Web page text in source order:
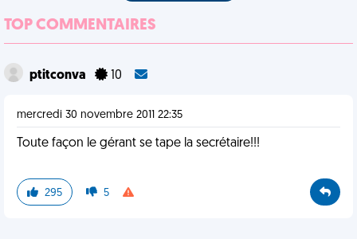
TOP COMMENTAIRES
ptitconva 10
mercredi 30 novembre 2011 22:35
Toute façon le gérant se tape la secrétaire!!!
295 5